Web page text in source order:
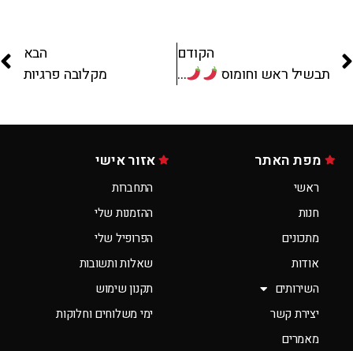
הקודם
תבשיל ראש וחומוס
הבא
מקלובה פרגיות
מפת האתר
ראשי
חנות
מתכונים
אודות
השירותים
יצירת קשר
מאמרים
אזור אישי
התחברות
ההזמנות שלי
הפרופיל שלי
שאלות ותשובות
תקנון שימוש
ימי משלוחים וחלוקות